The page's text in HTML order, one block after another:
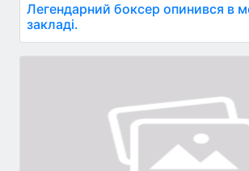
Легендарний боксер опинився в
закладі.